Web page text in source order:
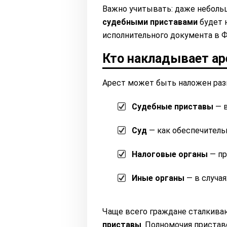
Важно учитывать: даже
судебными приставами будет
исполнительного документа в
Кто накладывает
Арест может быть наложен
Судебные приставы —
Суд — как
Налоговые органы —
Иные органы — в
Чаще всего граждане
приставы. Полномочия